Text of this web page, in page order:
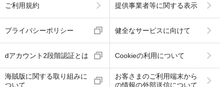
ご利用規約 提供事業者等に関する表示
プライバシーポリシー 健全なサービスに向けて
dアカウント2段階認証とは Cookieの利用について
海賊版に関する取り組みに
ついて
お客さまのご利用端末から
の情報の外部送信について